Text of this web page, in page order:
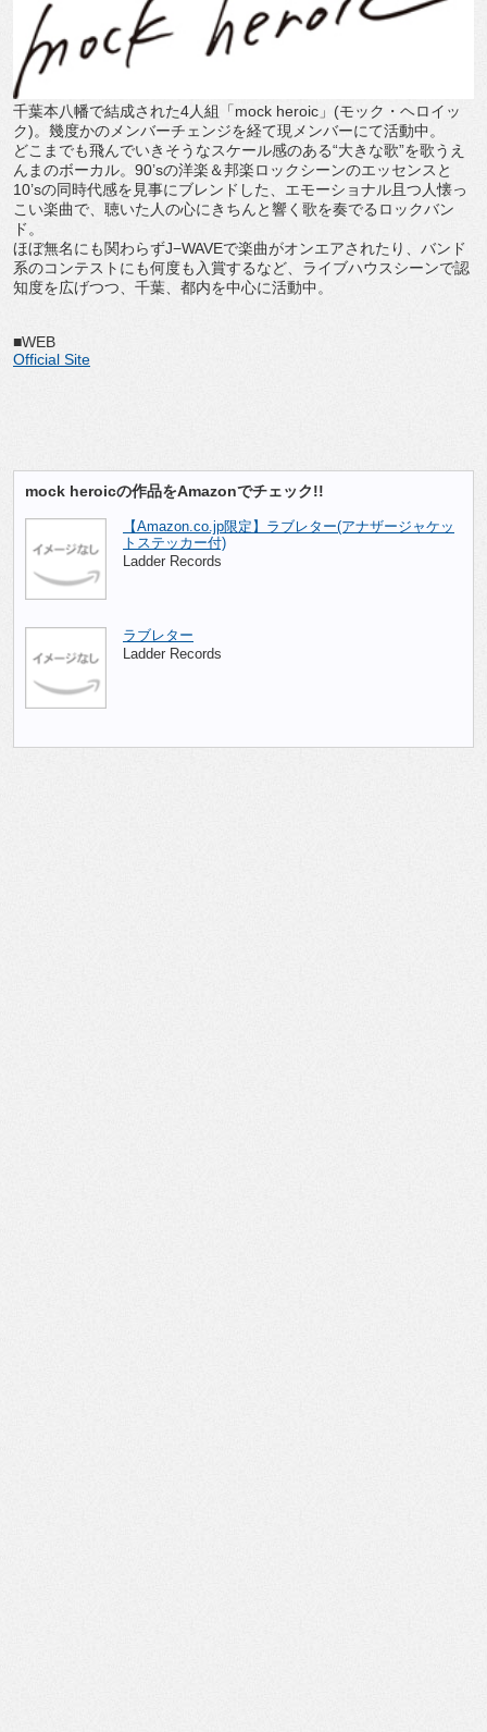
千葉本八幡で結成された4人組「mock heroic」(モック・ヘロイッ
ク)。幾度かのメンバーチェンジを経て現メンバーにて活動中。
どこまでも飛んでいきそうなスケール感のある“大きな歌”を歌うえ
んまのボーカル。90’sの洋楽＆邦楽ロックシーンのエッセンスと
10’sの同時代感を見事にブレンドした、エモーショナル且つ人懐っ
こい楽曲で、聴いた人の心にきちんと響く歌を奏でるロックバン
ド。
ほぼ無名にも関わらずJ−WAVEで楽曲がオンエアされたり、バンド
系のコンテストにも何度も入賞するなど、ライブハウスシーンで認
知度を広げつつ、千葉、都内を中心に活動中。
■WEB
Official Site
mock heroicの作品をAmazonでチェック!!
【Amazon.co.jp限定】ラブレター(アナザージャケッ
トステッカー付)
Ladder Records
ラブレター
Ladder Records